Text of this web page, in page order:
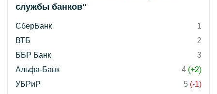
службы банков"
СберБанк
1
ВТБ
2
ББР Банк
3
Альфа-Банк
4 (+2)
УБРиР
5 (-1)